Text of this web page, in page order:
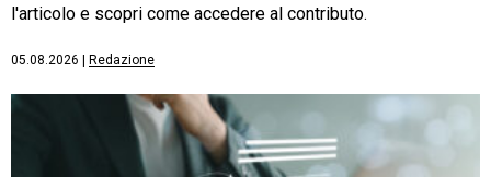
l'articolo e scopri come accedere al contributo.
05.08.2026 Redazione